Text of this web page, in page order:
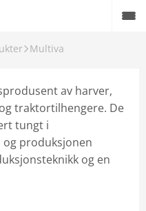
Multiva
av harver,
traktortilhengere. De
tungt i
produksjonen
og en